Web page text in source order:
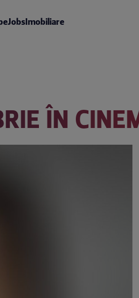
eJobsImobiliare
ÎN